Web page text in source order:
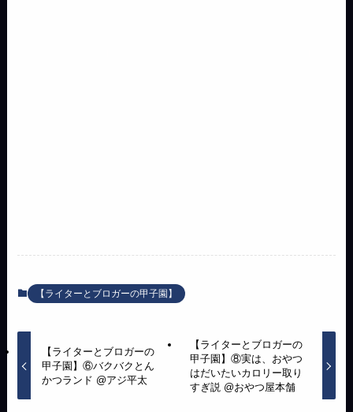
【ライターとブロガーの甲子園】
【ライターとブロガーの
甲子園】⑥バクバクとん
かつランド @アジ平太
【ライターとブロガーの
甲子園】⑧実は、おやつ
はだいたいカロリー取り
すぎ説 @おやつ屋本舗